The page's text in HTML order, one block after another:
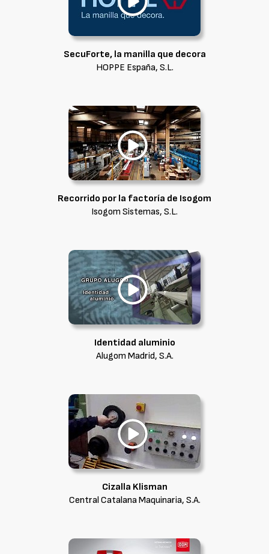
SecuForte, la manilla que decora
HOPPE España, S.L.
Recorrido por la factoría de Isogom
Isogom Sistemas, S.L.
Identidad aluminio
Alugom Madrid, S.A.
Cizalla Klisman
Central Catalana Maquinaria, S.A.